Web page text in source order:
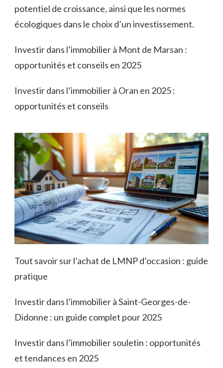
potentiel de croissance, ainsi que les normes
écologiques dans le choix d’un investissement.
Investir dans l’immobilier à Mont de Marsan :
opportunités et conseils en 2025
Investir dans l’immobilier à Oran en 2025 :
opportunités et conseils
Tout savoir sur l’achat de LMNP d’occasion : guide
pratique
Investir dans l’immobilier à Saint-Georges-de-
Didonne : un guide complet pour 2025
Investir dans l’immobilier souletin : opportunités
et tendances en 2025